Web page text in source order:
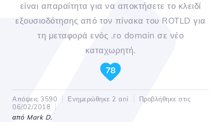
είναι απαραίτητα για να αποκτήσετε το κλειδί
εξουσιοδότησης από τον πίνακα του ROTLD για
τη μεταφορά ενός .ro domain σε νέο
καταχωρητή.
78
Απόψεις 3590 Ενημερώθηκε 2 ani
Προβλήθηκε στις
06/02/2018
από Mark D.